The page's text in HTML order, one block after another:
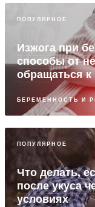
ПОПУЛЯРНОЕ
Изжога при
способы от
обращаться к
БЕРЕМЕННОСТЬ И
ПОПУЛЯРНОЕ
Что делать,
после укуса
условиях